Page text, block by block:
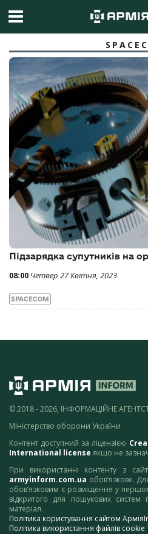
Підзарядка супутників на
08:00 Четвер 27 Квітня, 2023
SPACECOM
© 2018 - 2026, ІНФОРМАЦІЙНЕ
Міністерство оборони України
Контент доступний за ліцензією
International license якщо не
При використанні контенту з
armyinform.com.ua обов’язкове.
обов’язковим є розміщення у
відкритого для пошукових систем
матеріал.
Політика користування сайтом
Політика використання файлів cookie